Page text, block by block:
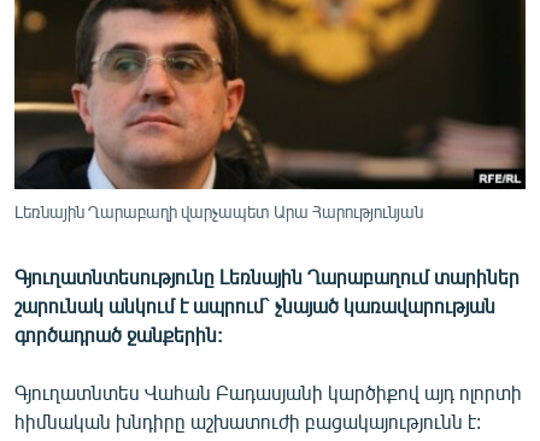
ՄԻՋԱԶԳԱՅԻՆ
ՄՇԱԿՈՒՅԹ
ՍՊՈՐՏ
ՄԵԿՆԱԲԱՆՈՒԹՅՈՒՆ
ՏՏ ԵՒ ԻՆՏԵՐՆԵՏ
ԱՐԽԻՎ
ՏԵՍԱՆՅՈՒԹԵՐ
ՁԳՏԵԼՈՎ ԼԱՎԱԳՈՒՅՆԻՆ
Լեռնային Ղարաբաղի վարչապետ Արա Հարությունյան
Գյուղատնտեսությունը Լեռնային Ղարաբաղում տարիներ
շարունակ անկում է ապրում` չնայած կառավարության
գործադրած ջանքերին:
Գյուղատնտես Վահան Բադասյանի կարծիքով այդ ոլորտի
հիմնական խնդիրը աշխատուժի բացակայությունն է: